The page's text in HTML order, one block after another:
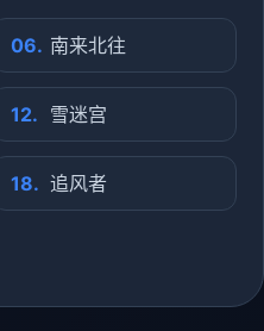
06. 南来北往
12. 雪迷宫
18. 追风者